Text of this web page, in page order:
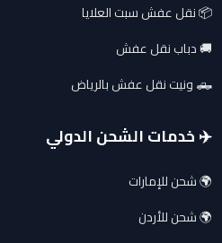
📦 نقل عفش سبت العلايا
🚚 دباب نقل عفش
🛻 ونيت نقل عفش بالرياض
✈️ خدمات الشحن الدولي
🌍 شحن للإمارات
🌍 شحن للأردن